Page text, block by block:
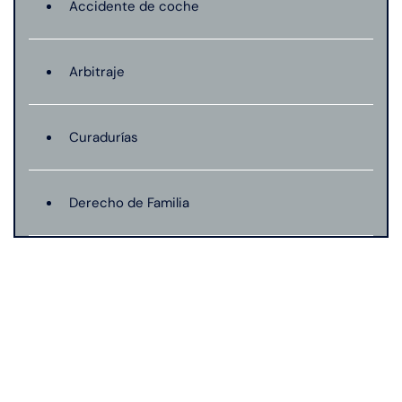
Accidente de coche
Arbitraje
Curadurías
Derecho de Familia